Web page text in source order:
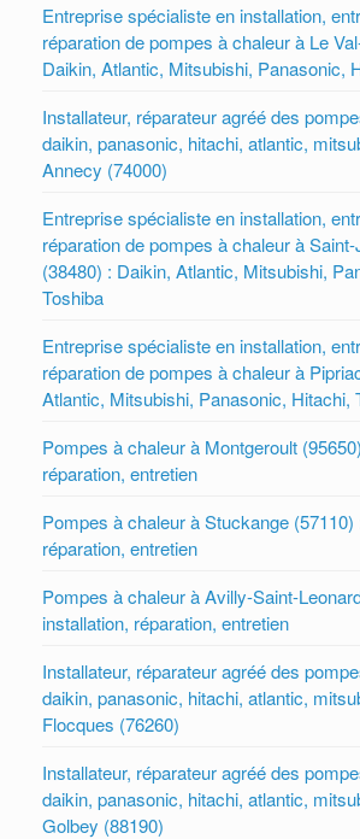
Entreprise spécialiste en installation,
réparation de pompes à chaleur à Le
Daikin, Atlantic, Mitsubishi, Panasonic,
Installateur, réparateur agréé des
daikin, panasonic, hitachi, atlantic,
Annecy (74000)
Entreprise spécialiste en installation,
réparation de pompes à chaleur à Saint-
(38480) : Daikin, Atlantic, Mitsubishi,
Toshiba
Entreprise spécialiste en installation,
réparation de pompes à chaleur à
Atlantic, Mitsubishi, Panasonic, Hitachi,
Pompes à chaleur à Montgeroult
réparation, entretien
Pompes à chaleur à Stuckange (57110)
réparation, entretien
Pompes à chaleur à Avilly-Saint-
installation, réparation, entretien
Installateur, réparateur agréé des
daikin, panasonic, hitachi, atlantic,
Flocques (76260)
Installateur, réparateur agréé des
daikin, panasonic, hitachi, atlantic,
Golbey (88190)